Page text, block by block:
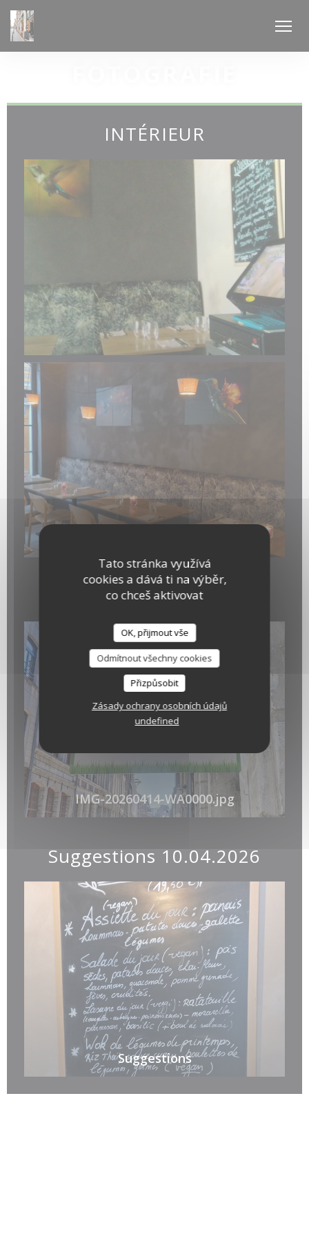
Panel pro správu cookies
Tato stránka využívá
cookies a dává ti na výběr,
co chceš aktivovat
OK, přijmout vše
Odmítnout všechny cookies
Přizpůsobit
Zásady ochrany osobních údajů
undefined
INTÉRIEUR
Panneau
IMG-20260414-WA0000.jpg
Suggestions 10.04.2026
Suggestions